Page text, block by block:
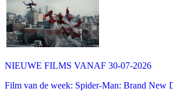
NIEUWE FILMS VANAF 30-07-2026
Film van de week: Spider-Man: Brand New